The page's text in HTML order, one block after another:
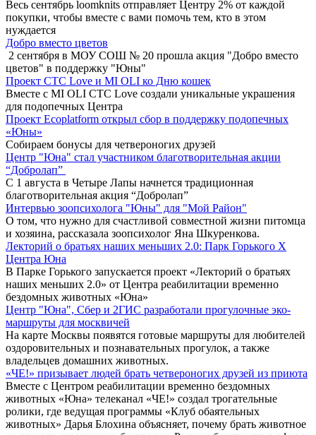
Весь сентябрь loomknits отправляет Центру 2% от каждой
покупки, чтобы вместе с вами помочь тем, кто в этом
нуждается
Добро вместо цветов
2 сентября в МОУ СОШ № 20 прошла акция "Добро вместо
цветов" в поддержку "Юны"
Проект СТС Love и MI OLI ко Дню кошек
Вместе с MI OLI СТС Love создали уникальные украшения
для подопечных Центра
Проект Ecoplatform открыл сбор в поддержку подопечных
«Юны»
Собираем бонусы для четвероногих друзей
Центр "Юна" стал участником благотворительная акции
“Добролап”
С 1 августа в Четыре Лапы начнется традиционная
благотворительная акция “Добролап”
Интервью зоопсихолога "Юны" для "Мой Район"
О том, что нужно для счастливой совместной жизни питомца
и хозяина, рассказала зоопсихолог Яна Шкуренкова.
Лекторий о братьях наших меньших 2.0: Парк Горького X
Центра Юна
В Парке Горького запускается проект «Лекторий о братьях
наших меньших 2.0» от Центра реабилитации временно
бездомных животных «Юна»
Центр "Юна", Сбер и 2ГИС разработали прогулочные эко-
маршруты для москвичей
На карте Москвы появятся готовые маршруты для любителей
оздоровительных и познавательных прогулок, а также
владельцев домашних животных.
«ЧЕ!» призывает людей брать четвероногих друзей из приюта
Вместе с Центром реабилитации временно бездомных
животных «Юна» телеканал «ЧЕ!» создал трогательные
ролики, где ведущая программы «Клуб обаятельных
животных» Дарья Блохина объясняет, почему брать животное